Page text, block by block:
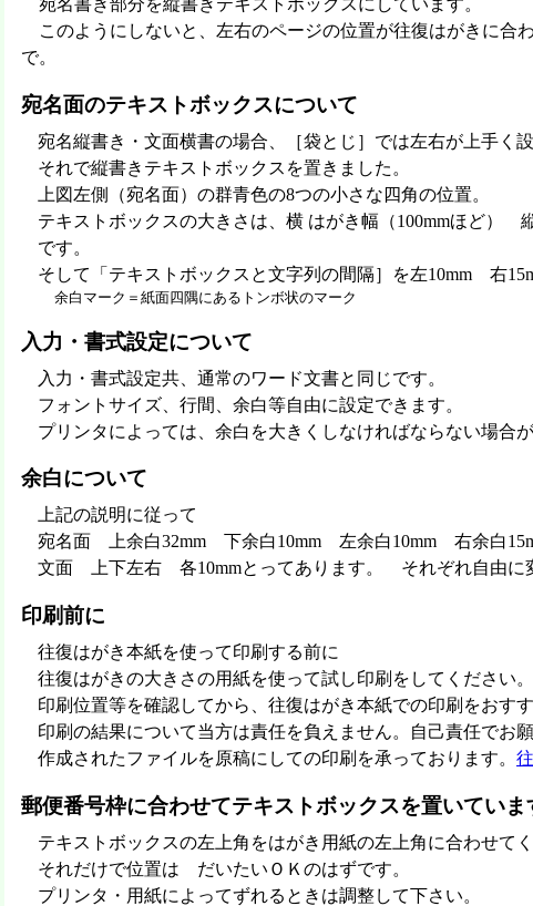
宛名書き部分を縦書きテキストボックスにしています。
このようにしないと、左右のページの位置が往復はがきに合
で。
宛名面のテキストボックスについて
宛名縦書き・文面横書の場合、［袋とじ］では左右が上手く
それで縦書きテキストボックスを置きました。
上図左側（宛名面）の群青色の8つの小さな四角の位置。
テキストボックスの大きさは、横 はがき幅（100mmほど）
です。
そして「テキストボックスと文字列の間隔］を左10mm 右
余白マーク＝紙面四隅にあるトンボ状のマーク
入力・書式設定について
入力・書式設定共、通常のワード文書と同じです。
フォントサイズ、行間、余白等自由に設定できます。
プリンタによっては、余白を大きくしなければならない場合
余白について
上記の説明に従って
宛名面 上余白32mm 下余白10mm 左余白10mm 右余白
文面 上下左右 各10mmとってあります。 それぞれ自由に
印刷前に
往復はがき本紙を使って印刷する前に
往復はがきの大きさの用紙を使って試し印刷をしてください。
印刷位置等を確認してから、往復はがき本紙での印刷をおすす
印刷の結果について当方は責任を負えません。自己責任でお願
作成されたファイルを原稿にしての印刷を承っております。
郵便番号枠に合わせてテキストボックスを置いていま
テキストボックスの左上角をはがき用紙の左上角に合わせてく
それだけで位置は だいたいＯＫのはずです。
プリンタ・用紙によってずれるときは調整して下さい。